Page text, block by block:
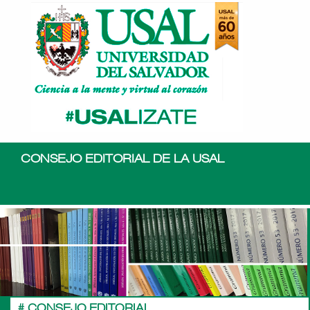
CONSEJO EDITORIAL DE LA USAL